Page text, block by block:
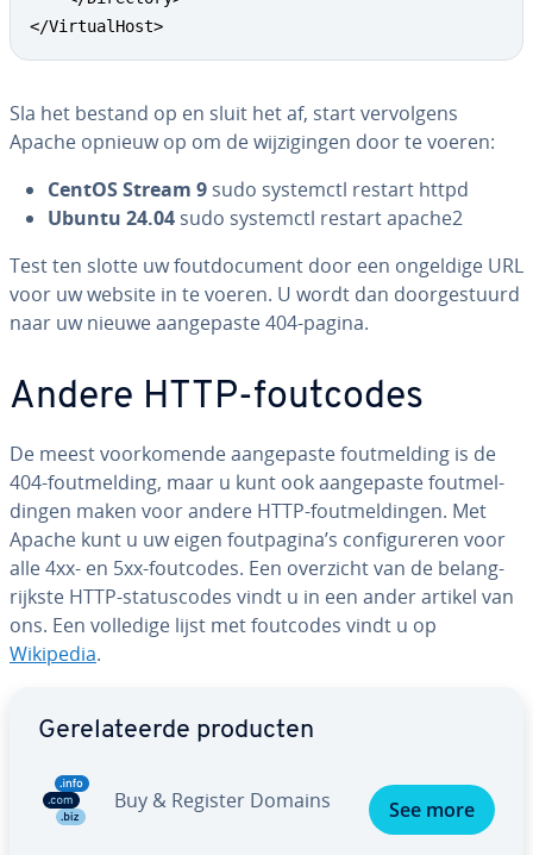
</VirtualHost>
Sla het bestand op en sluit het af, start ver­vol­gens
Apache opnieuw op om de wij­zi­gin­gen door te voeren:
CentOS Stream 9 sudo systemctl restart httpd
Ubuntu 24.04 sudo systemctl restart apache2
Test ten slotte uw fout­do­cu­ment door een ongeldige URL
voor uw website in te voeren. U wordt dan door­ge­stuurd
naar uw nieuwe aan­ge­pas­te 404-pagina.
Andere HTTP-foutcodes
De meest voor­ko­men­de aan­ge­pas­te fout­mel­ding is de
404-fout­mel­ding, maar u kunt ook aan­ge­pas­te fout­mel­
din­gen maken voor andere HTTP-fout­mel­din­gen. Met
Apache kunt u uw eigen fout­pa­gi­na’s con­fi­gu­re­ren voor
alle 4xx- en 5xx-foutcodes. Een overzicht van de be­lang­
rijk­ste HTTP-sta­tus­co­des vindt u in een ander artikel van
ons. Een volledige lijst met foutcodes vindt u op
Wikipedia.
Ge­re­la­teer­de producten
Buy & Register Domains See more